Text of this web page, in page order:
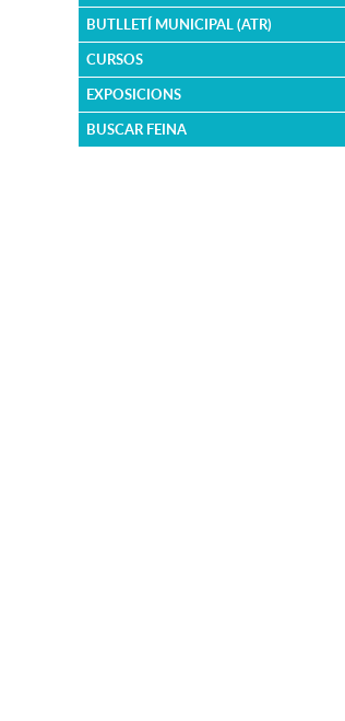
BUTLLETÍ MUNICIPAL (ATR)
CURSOS
EXPOSICIONS
BUSCAR FEINA